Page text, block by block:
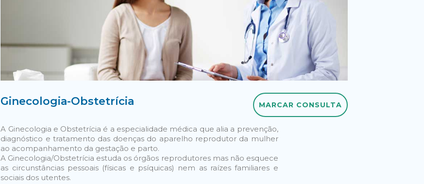
MARCAR CONSULTA
Ginecologia-Obstetrícia
A Ginecologia e Obstetrícia é a especialidade médica que alia a prevenção,
diagnóstico e tratamento das doenças do aparelho reprodutor da mulher
ao acompanhamento da gestação e parto.
A Ginecologia/Obstetrícia estuda os órgãos reprodutores mas não esquece
as circunstâncias pessoais (físicas e psíquicas) nem as raízes familiares e
sociais dos utentes.